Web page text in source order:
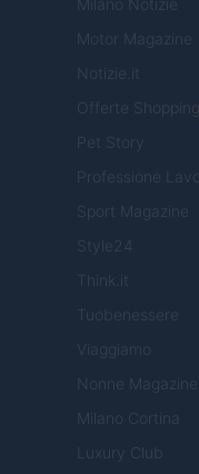
Milano Notizie
Motor Magazine
Notizie.it
Offerte Shopping
Pet Story
Professione
Sport Magazine
Style24
Think.it
Tuobenessere
Viaggiamo
Nonne Magazine
Milano Cortina
Luxury Club